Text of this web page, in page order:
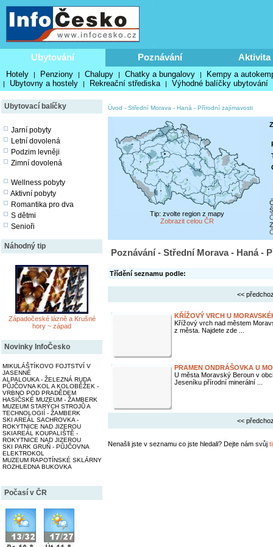
Ubytování Poznávání Aktivita
Hotely | Penziony | Chalupy | Chatky a bungalovy | Kempy a
| Ubytovny a hostely | Rekreační střediska | Výhodné balíčky ubytování
Ubytovací balíčky
Jarní pobyty
Letní dovolená
Podzim levněji
Zimní dovolená
Wellness pobyty
Aktivní pobyty
Romantika pro dva
S dětmi
Senioři
Náhodný tip
Západočeské lázně a Krušné
hory ~ západ
Novinky InfoČesko
MIKULÁŠTÍKOVO FOJTSTVÍ V
JASENNÉ
ALPALOUKA - ŽELEZNÁ RUDA
PŮJČOVNA KOL A KOLOBĚŽEK -
VRBNO POD PRADĚDEM
HASIČSKÉ MUZEUM - ŽAMBERK
MUZEUM STARÝCH STROJŮ A
TECHNOLOGIÍ - ŽAMBERK
SKI AREÁL SACHROVKA -
ROKYTNICE NAD JIZEROU
SKIAREÁL KOUPALIŠTĚ -
ROKYTNICE NAD JIZEROU
SKI PARK GRUŇ - PŮJČOVNA
ELEKTROKOL
MUZEUM RAPOTÍNSKÉ SKLÁRNY
ROZHLEDNA BUKOVKA
Počasí v ČR
Úvod - Střední Morava - Haná - Přírodní zajímavosti
Tip: zvolte region z mapy
Zobrazit celou ČR
Poznávání - Střední Morava - Haná -
Třídění seznamu podle:
<<
KŘÍŽOVÝ VRCH U
Křížový vrch nad městem
z města. Najdete zde ...
PRAMEN ONDRÁŠOVKA U
U města Moravský Beroun v
Jeseníku přírodní minerální ...
<<
Nenašli jste v seznamu co jste hledali? Dejte nám svůj